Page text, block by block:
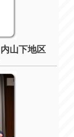
山下地区